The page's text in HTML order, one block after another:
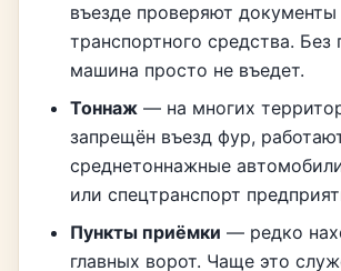
въезде проверяют документы
транспортного средства. Без
машина просто не въедет.
Тоннаж — на многих
запрещён въезд фур,
среднетоннажные
или спецтранспорт
Пункты приёмки — редко
главных ворот. Чаще это